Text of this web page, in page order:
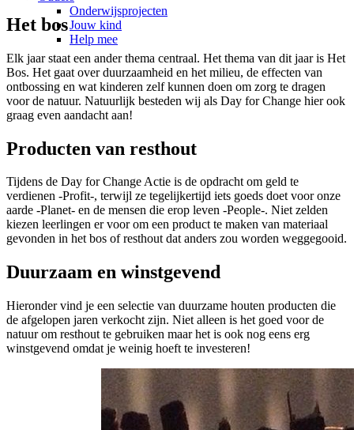
Onderwijsprojecten
Jouw kind
Help mee
Het bos
Elk jaar staat een ander thema centraal. Het thema van dit jaar is Het
Bos. Het gaat over duurzaamheid en het milieu, de effecten van
ontbossing en wat kinderen zelf kunnen doen om zorg te dragen
voor de natuur. Natuurlijk besteden wij als Day for Change hier ook
graag even aandacht aan!
Producten van resthout
Tijdens de Day for Change Actie is de opdracht om geld te
verdienen -Profit-, terwijl ze tegelijkertijd iets goeds doet voor onze
aarde -Planet- en de mensen die erop leven -People-. Niet zelden
kiezen leerlingen er voor om een product te maken van materiaal
gevonden in het bos of resthout dat anders zou worden weggegooid.
Duurzaam en winstgevend
Hieronder vind je een selectie van duurzame houten producten die
de afgelopen jaren verkocht zijn. Niet alleen is het goed voor de
natuur om resthout te gebruiken maar het is ook nog eens erg
winstgevend omdat je weinig hoeft te investeren!